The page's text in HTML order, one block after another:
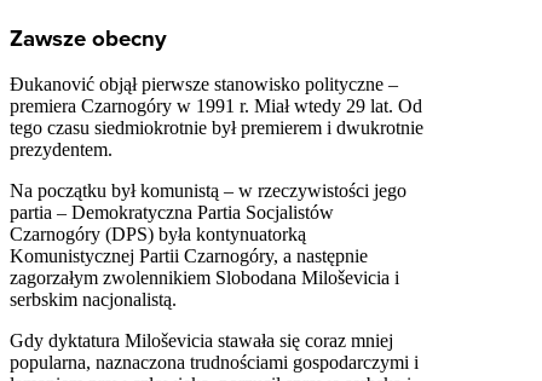
Zawsze obecny
Đukanović objął pierwsze stanowisko polityczne –
premiera Czarnogóry w 1991 r. Miał wtedy 29 lat. Od
tego czasu siedmiokrotnie był premierem i dwukrotnie
prezydentem.
Na początku był komunistą – w rzeczywistości jego
partia – Demokratyczna Partia Socjalistów
Czarnogóry (DPS) była kontynuatorką
Komunistycznej Partii Czarnogóry, a następnie
zagorzałym zwolennikiem Slobodana Miloševicia i
serbskim nacjonalistą.
Gdy dyktatura Miloševicia stawała się coraz mniej
popularna, naznaczona trudnościami gospodarczymi i